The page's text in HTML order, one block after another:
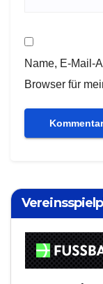
Name, E-Mail-
Browser für